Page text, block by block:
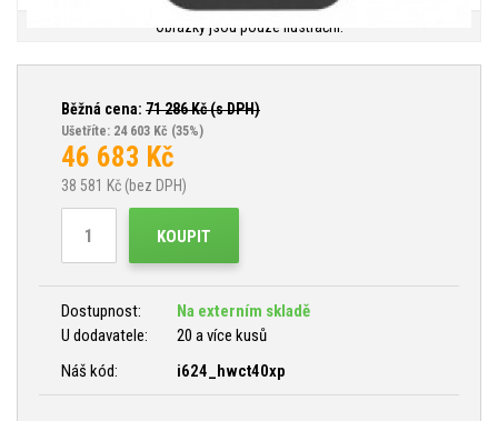
Obrázky jsou pouze ilustrační.
Běžná cena: 71 286Kč (s DPH)
Ušetříte: 24 603 Kč (35%)
46 683 Kč
38 581 Kč (bez DPH)
KOUPIT
Dostupnost:
Na externím skladě
U dodavatele:
20 a více kusů
Náš kód:
i624_hwct40xp